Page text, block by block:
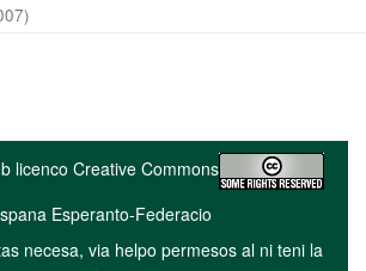
)
licenco Creative Commons
Esperanto-Federacio
necesa, via helpo permesos al ni teni la